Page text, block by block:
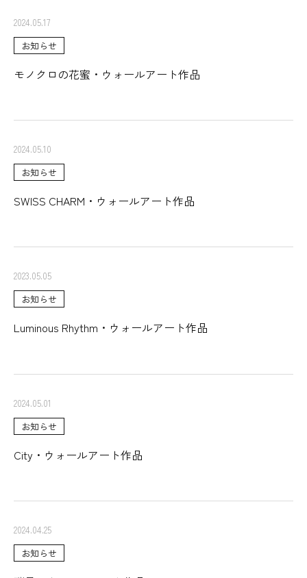
2024.05.17
お知らせ
モノクロの花蜜・ウォールアート作品
2024.05.10
お知らせ
SWISS CHARM・ウォールアート作品
2023.05.05
お知らせ
Luminous Rhythm・ウォールアート作品
2024.05.01
お知らせ
City・ウォールアート作品
2024.04.25
お知らせ